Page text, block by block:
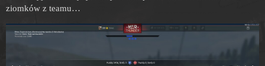
ziomków z teamu…